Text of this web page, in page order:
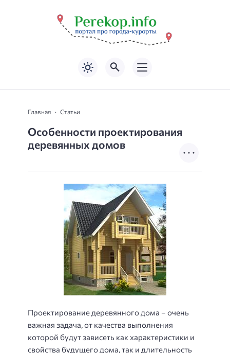
Главная Статьи
Особенности проектирования
деревянных домов
Проектирование деревянного дома – очень
важная задача, от качества выполнения
которой будут зависеть как характеристики и
свойства будущего дома, так и длительность